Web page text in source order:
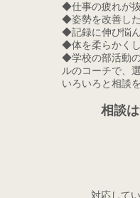
◆仕事の疲れが
◆姿勢を改善し
◆記録に伸び悩
◆体を柔らかく
◆学校の部活動
ルのコーチで、
いろいろと相談
相談
対応して